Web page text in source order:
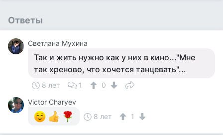
Ответы
Светлана Мухина
Так и жить нужно как у них в кино..."Мне
так хреново, что хочется танцевать"...
8 лет 1
0
Victor Charyev
8 лет
1